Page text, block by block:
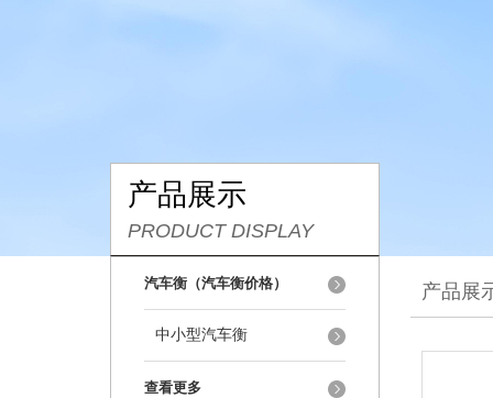
产品展示
PRODUCT DISPLAY
汽车衡（汽车衡价格）
中小型汽车衡
查看更多
产品展